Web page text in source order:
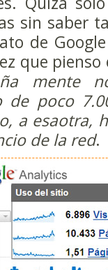
sin saber
de
que
mente
de poco
a esaotra,
de la red.